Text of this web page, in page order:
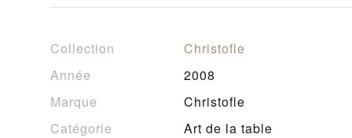
Collection
Christofle
Année
2008
Marque
Christofle
Catégorie
Art de la table